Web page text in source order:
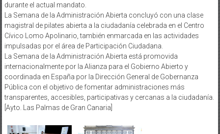
durante el actual mandato.
La Semana de la Administración Abierta concluyó con una clase
magistral de pilates abierta a la ciudadanía celebrada en el Centro
Cívico Lomo Apolinario, también enmarcada en las actividades
impulsadas por el área de Participación Ciudadana.
La Semana de la Administración Abierta está promovida
internacionalmente por la Alianza para el Gobierno Abierto y
coordinada en España por la Dirección General de Gobernanza
Pública con el objetivo de fomentar administraciones más
transparentes, accesibles, participativas y cercanas a la ciudadanía.
[Ayto. Las Palmas de Gran Canaria]